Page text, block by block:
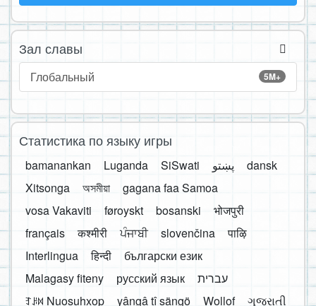
Зал славы
5M+
Глобальный
Статистика по языку игры
bamanankan Luganda SiSwati پښتو
dansk
Xitsonga
অসমীয়া
gagana faa Samoa
vosa Vakaviti
føroyskt bosanski
भोजपुरी
français
कश्मीरी ਪੰਜਾਬੀ slovenčina
पाऴि
Interlingua
हिन्दी
български език
Malagasy fiteny
русский язык
עברית
ꆈꌠ꒿ Nuosuhxop
yângâ tî sängö Wollof ગુજરાતી